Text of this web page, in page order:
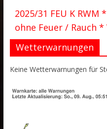
2025/31 FEU K
ohne Feuer / Rauch
Wetterwarnungen
Keine Wetterwarnungen für